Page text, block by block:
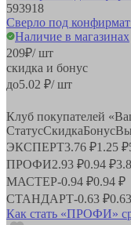
593918
Сверло под
Наличие в магазинах
209₽/ шт
скидка и бонус
до5.02 ₽/ шт
Клуб покупателей
СтатусСкидкаБонус
ЭКСПЕРТ3.76 ₽1.25 ₽
ПРОФИ2.93 ₽0.94 ₽
МАСТЕР-0.94 ₽0.94 ₽
СТАНДАРТ-0.63 ₽
Как стать «ПРОФИ»